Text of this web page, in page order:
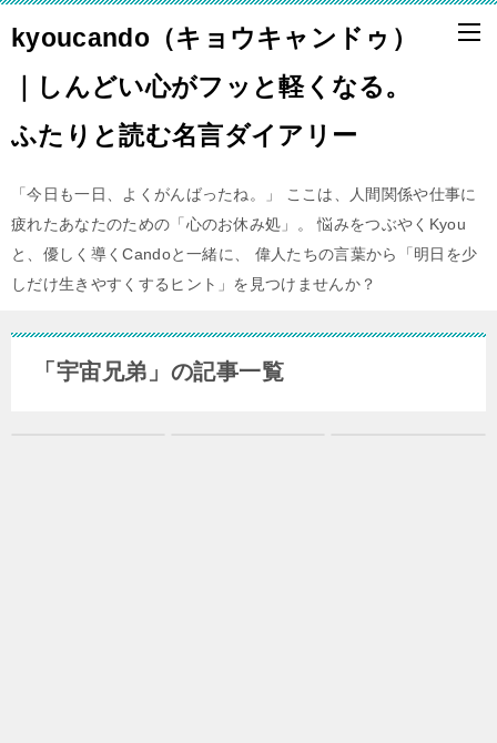
kyoucando（キョウキャンドゥ）
｜しんどい心がフッと軽くなる。
ふたりと読む名言ダイアリー
「今日も一日、よくがんばったね。」 ここは、人間関係や仕事に
疲れたあなたのための「心のお休み処」。 悩みをつぶやくKyou
と、優しく導くCandoと一緒に、 偉人たちの言葉から「明日を少
しだけ生きやすくするヒント」を見つけませんか？
「宇宙兄弟」の記事一覧